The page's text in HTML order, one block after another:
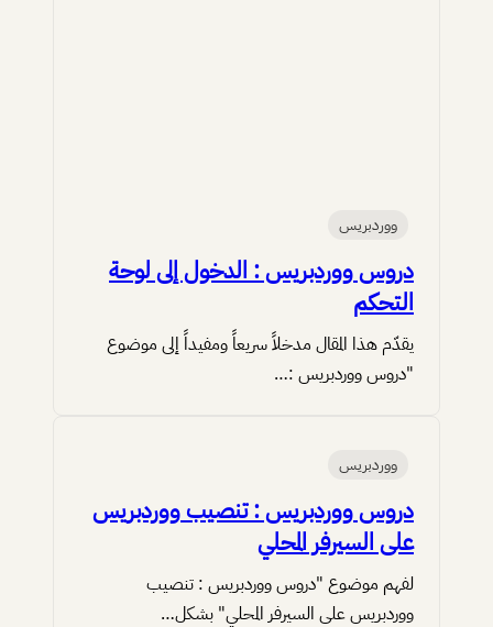
ووردبريس
دروس ووردبريس : الدخول إلى لوحة
التحكم
يقدّم هذا المقال مدخلاً سريعاً ومفيداً إلى موضوع
"دروس ووردبريس :…
ووردبريس
دروس ووردبريس : تنصيب ووردبريس
على السيرفر المحلي
لفهم موضوع "دروس ووردبريس : تنصيب
ووردبريس على السيرفر المحلي" بشكل…